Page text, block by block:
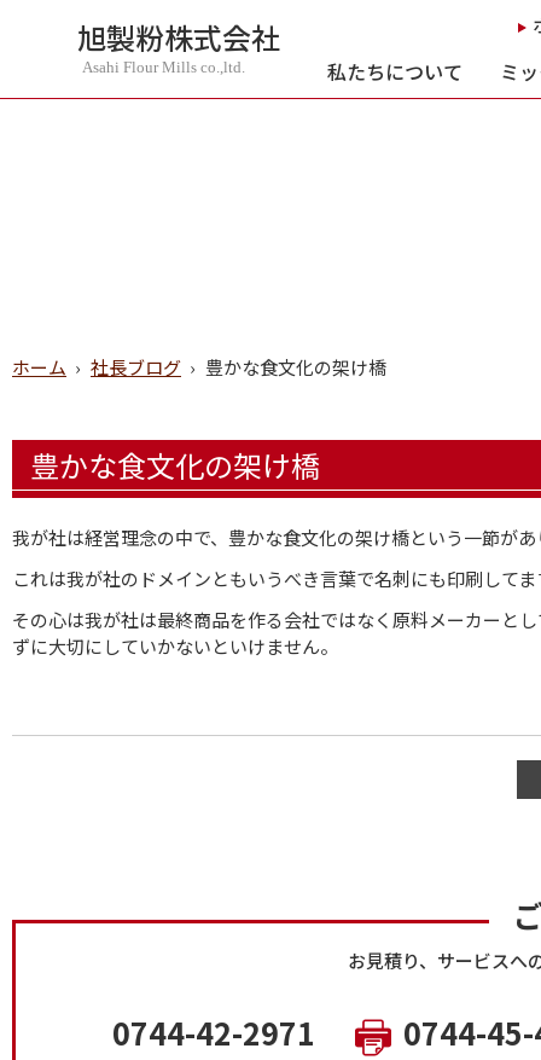
旭製粉株式会社
Asahi Flour Mills co.,ltd. 私たちについて ミ
ホーム › 社長ブログ › 豊かな食文化の架け橋
豊かな食文化の架け橋
我が社は経営理念の中で、豊かな食文化の架け橋という一節があ
これは我が社のドメインともいうべき言葉で名刺にも印刷してま
その心は我が社は最終商品を作る会社ではなく原料メーカーと
ずに大切にしていかないといけません。
お見積り、サービスへ
0744-42-2971 0744-